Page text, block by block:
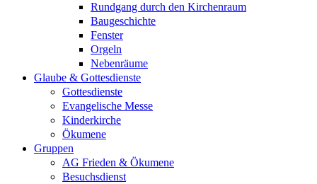
Rundgang durch den Kirchenraum
Baugeschichte
Fenster
Orgeln
Nebenräume
Glaube & Gottesdienste
Gottesdienste
Evangelische Messe
Kinderkirche
Ökumene
Gruppen
AG Frieden & Ökumene
Besuchsdienst